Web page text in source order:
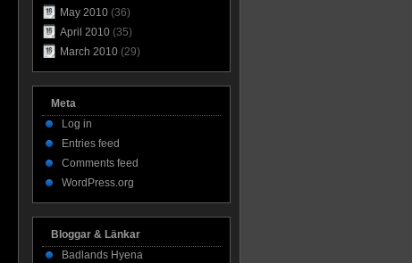
May 2010(36)
April 2010(35)
March 2010(29)
Meta
Log in
Entries feed
Comments feed
WordPress.org
Bloggar & Länkar
Badlands Hyena